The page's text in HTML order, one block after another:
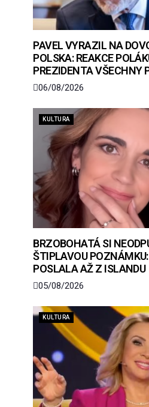
PAVEL VYRAZIL NA
POLSKA: REAKCE
PREZIDENTA VŠECHNY
06/08/2026
KULTURA
BRZOBOHATÁ SI
ŠTIPLAVOU
POSLALA AŽ Z ISLANDU
05/08/2026
KULTURA